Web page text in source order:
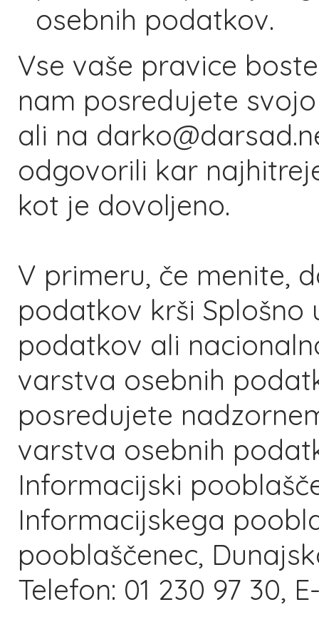
osebnih podatkov.
Vse vaše pravice
nam posredujete
ali na
odgovorili kar
kot je dovoljeno.
V primeru, če menite,
podatkov krši
podatkov ali
varstva osebnih
posredujete
varstva osebnih
Informacijski
Informacijskega
pooblaščenec,
Telefon: 01 230 97 30,